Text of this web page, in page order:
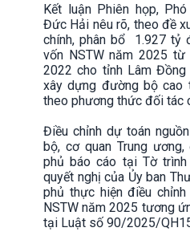
Kết luận Phiên họp,
Đức Hải nêu rõ, theo đề
chính, phân bổ 1.927 tỷ
vốn NSTW năm 2025 từ
2022 cho tỉnh Lâm
xây dựng đường bộ cao
theo phương thức đối tác
Điều chỉnh dự toán
bộ, cơ quan Trung
phủ báo cáo tại Tờ
quyết nghị của Ủy ban
phủ thực hiện điều
NSTW năm 2025 tương
tại Luật số 90/2025/